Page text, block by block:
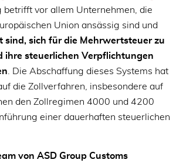
betrifft vor allem Unternehmen, die
Union ansässig sind und
sind, sich für die Mehrwertsteuer zu
ihre steuerlichen Verpflichtungen
. Die Abschaffung dieses Systems hat
die Zollverfahren, insbesondere auf
den Zollregimen 4000 und 4200
einer dauerhaften steuerlichen
von ASD Group Customs